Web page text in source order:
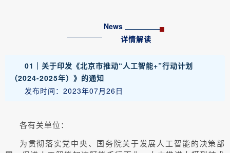
News
详情解读
01｜关于印发《北京市推动“人工智能+”行动计划
（2024-2025年）》的通知
发布时间：2023年07月26日
各有关单位：
为贯彻落实党中央、国务院关于发展人工智能的决策部